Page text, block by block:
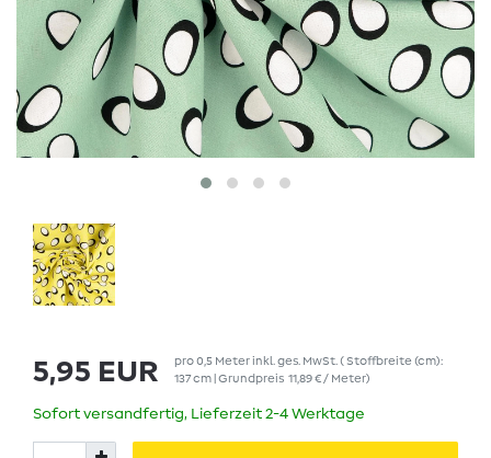
5,95 EUR pro0,5 Meterinkl. ges. MwSt. ( Stoffbreite (cm):
137 cm | Grundpreis 11,89 € / Meter)
Sofort versandfertig, Lieferzeit 2-4 Werktage